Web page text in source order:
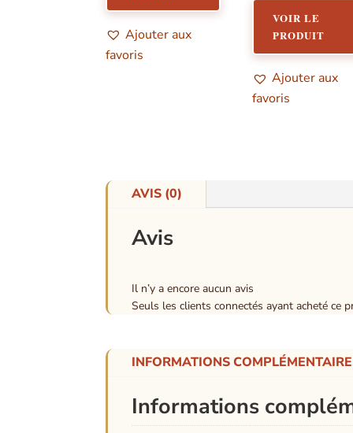
Ajouter aux
favoris
VOIR LE
PRODUIT
Ajouter aux
favoris
AVIS (0)
Avis
Il n’y a encore aucun avis
Seuls les clients connectés ayant acheté ce
INFORMATIONS
Informations